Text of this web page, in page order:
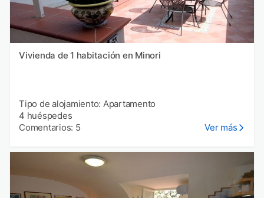
Vivienda de 1 habitación en Minori
Tipo de alojamiento: Apartamento
4 huéspedes
Comentarios: 5
Ver más